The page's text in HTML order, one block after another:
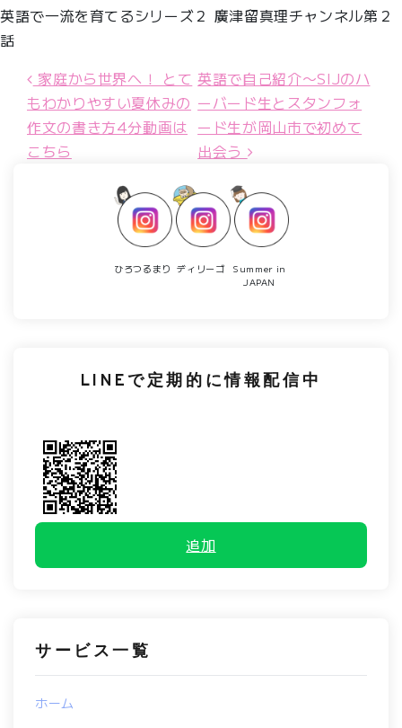
英語で一流を育てるシリーズ２ 廣津留真理チャンネル第２
話
投稿ナビゲーション
家庭から世界へ！ とて
もわかりやすい夏休みの
作文の書き方4分動画は
こちら
英語で自己紹介〜SIJのハ
ーバード生とスタンフォ
ード生が岡山市で初めて
出会う
ひろつるまり ディリーゴ
Summer in
JAPAN
LINEで定期的に情報配信中
追加
サービス一覧
ホーム